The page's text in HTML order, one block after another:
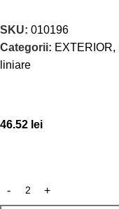
SKU: 010196
Categorii: EXTERIOR,
liniare
46.52 lei